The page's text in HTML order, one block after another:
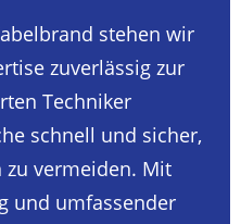
stehen wir
zuverlässig zur
Techniker
schnell und sicher,
vermeiden. Mit
und umfassender